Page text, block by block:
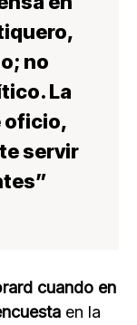
no
La
oficio,
servir
cuando en
en la